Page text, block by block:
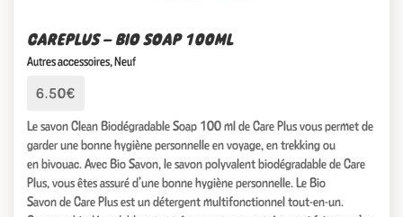
CAREPLUS – BIO SOAP 100ML
Autres accessoires,Neuf
6.50€
Le savon Clean Biodégradable Soap 100 ml de Care Plus vous permet de
garder une bonne hygiène personnelle en voyage, en trekking ou
en bivouac. Avec Bio Savon, le savon polyvalent biodégradable de Care
Plus, vous êtes assuré d’une bonne hygiène personnelle. Le Bio
Savon de Care Plus est un détergent multifonctionnel tout-en-un.